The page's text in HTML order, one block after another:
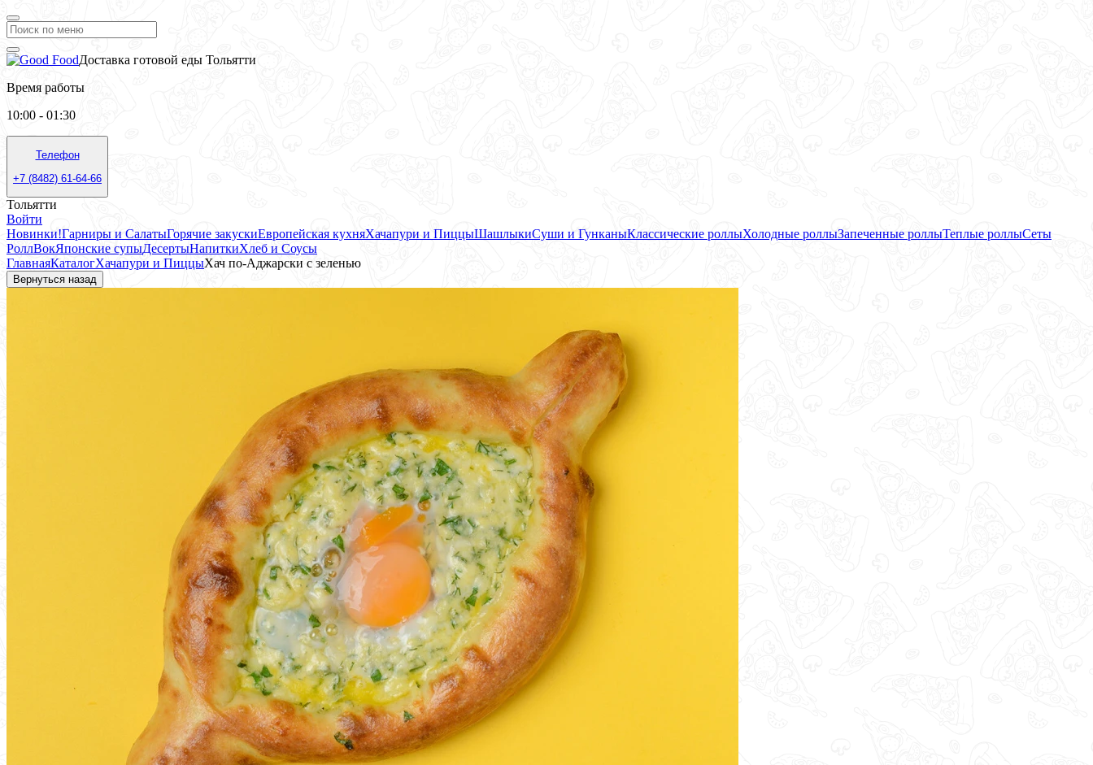
Доставка готовой еды Тольятти
Время работы
10:00 - 01:30
Телефон
+7 (8482) 61-64-66
Тольятти
Войти
Новинки!Гарниры и СалатыГорячие закускиЕвропейская кухняХачапури и ПиццыШашлыкиСуши и ГунканыКлассические роллыХолодные роллыЗапеченные роллыТеплые роллыСеты
РоллВокЯпонские супыДесертыНапиткиХлеб и Соусы
ГлавнаяКаталогХачапури и ПиццыХач по-Аджарски с зеленью
Вернуться назад